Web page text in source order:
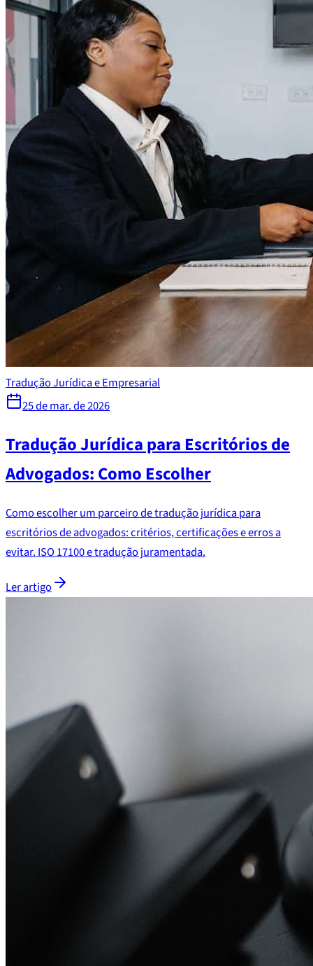
Tradução Jurídica e Empresarial
25 de mar. de 2026
Tradução Jurídica para Escritórios de
Advogados: Como Escolher
Como escolher um parceiro de tradução jurídica para
escritórios de advogados: critérios, certificações e erros a
evitar. ISO 17100 e tradução juramentada.
Ler artigo